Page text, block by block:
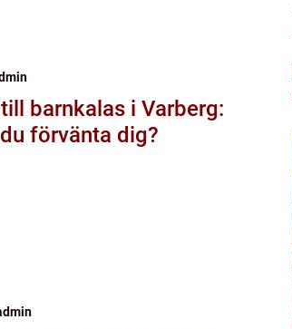
barnkalas i Varberg:
förvänta dig?